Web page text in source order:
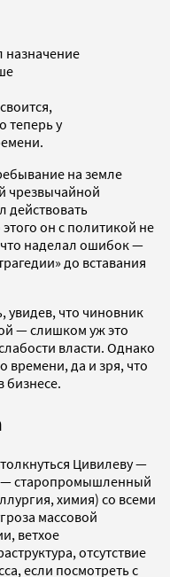
назначение
теперь у
на земле
чрезвычайной
действовать
он с политикой не
что наделал ошибок —
до вставания
увидев, что чиновник
— слишком уж это
власти. Однако
времени, да и зря, что
бизнесе.
Цивилеву —
— старопромышленный
химия) со всеми
массовой
ветхое
отсутствие
если посмотреть с